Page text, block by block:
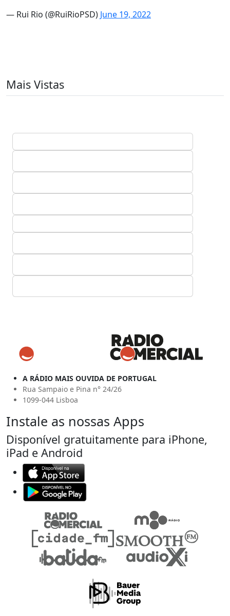
— Rui Rio (@RuiRioPSD) June 19, 2022
Mais Vistas
A RÁDIO MAIS OUVIDA DE PORTUGAL
Rua Sampaio e Pina n° 24/26
1099-044 Lisboa
Instale as nossas Apps
Disponível gratuitamente para iPhone,
iPad e Android